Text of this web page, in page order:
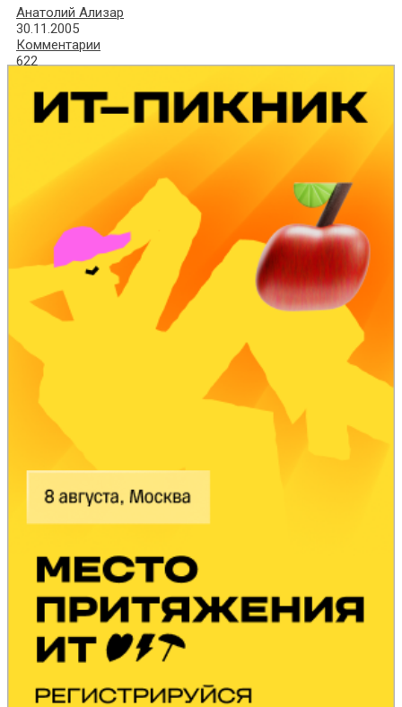
Анатолий Ализар
30.11.2005
Комментарии
622